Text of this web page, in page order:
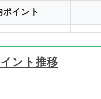
ポイント
ント推移